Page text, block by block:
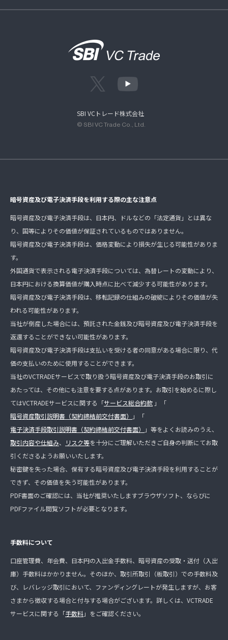
SBI VCトレード株式会社
© SBI VC Trade Co., Ltd.
暗号資産及び電子決済手段を利用する際の主な注意点
暗号資産及び電子決済手段は、日本円、ドルなどの「法定通貨」とは異な
り、国等によりその価値が保証されているものではありません。
暗号資産及び電子決済手段は、価格変動により損失が生じる可能性がありま
す。
外国通貨で表示される電子決済手段については、為替レートの変動により、
日本円における換算価値が購入時点に比べて減少する可能性があります。
暗号資産及び電子決済手段は、移転記録の仕組みの破綻によりその価値が失
われる可能性があります。
当社が倒産した場合には、預託された金銭及び暗号資産及び電子決済手段を
返還することができない可能性があります。
暗号資産及び電子決済手段は支払いを受ける者の同意がある場合に限り、代
価の支払いのために使用することができます。
当社のVCTRADEサービスで取り扱う暗号資産及び電子決済手段のお取引に
あたっては、その他にも注意を要する点があります。お取引を始めるに際し
てはVCTRADEサービスに関する「サービス総合約款 」「
暗号資産取引説明書（契約締結前交付書面）
」「
電子決済手段取引説明書（契約締結前交付書面）
」等をよくお読みのうえ、
取引内容や仕組み、 リスク等を十分にご理解いただきご自身の判断にてお取
引くださるようお願いいたします。
秘密鍵を失った場合、保有する暗号資産及び電子決済手段を利用することが
できず、その価値を失う可能性があります。
PDF書面のご確認には、当社が推奨いたしますブラウザソフト、ならびに
PDFファイル閲覧ソフトが必要となります。
手数料について
口座管理費、年会費、日本円の入出金手数料、暗号資産の受取・送付（入出
庫）手数料はかかりません。そのほか、取引所取引（板取引）での手数料及
び、レバレッジ取引において、ファンディングレートが発生しますが、お客
さまから徴収する場合と付与する場合がございます。詳しくは、VCTRADE
サービスに関する「手数料」をご確認ください。